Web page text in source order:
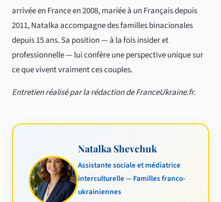
arrivée en France en 2008, mariée à un Français depuis
2011, Natalka accompagne des familles binacionales
depuis 15 ans. Sa position — à la fois insider et
professionnelle — lui confère une perspective unique sur
ce que vivent vraiment ces couples.
Entretien réalisé par la rédaction de FranceUkraine.fr.
Natalka Shevchuk
Assistante sociale et médiatrice
interculturelle — Familles franco-
ukrainiennes